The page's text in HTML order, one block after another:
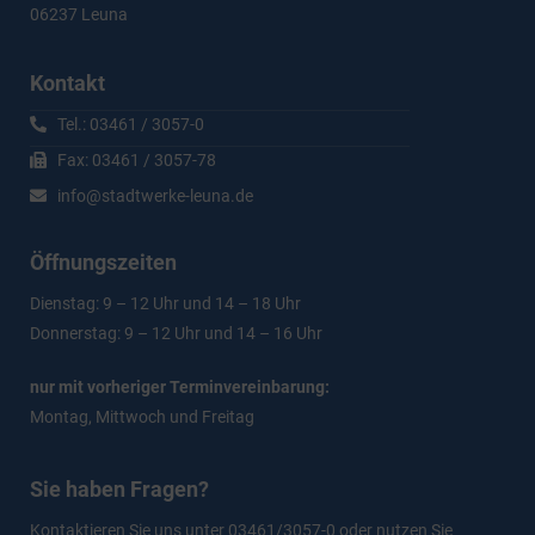
06237 Leuna
Kontakt
Tel.: 03461 / 3057-0
Fax: 03461 / 3057-78
info@stadtwerke-leuna.de
Öffnungszeiten
Dienstag: 9 – 12 Uhr und 14 – 18 Uhr
Donnerstag: 9 – 12 Uhr und 14 – 16 Uhr
nur mit vorheriger Terminvereinbarung:
Montag, Mittwoch und Freitag
Sie haben Fragen?
Kontaktieren Sie uns unter 03461/3057-0 oder nutzen Sie